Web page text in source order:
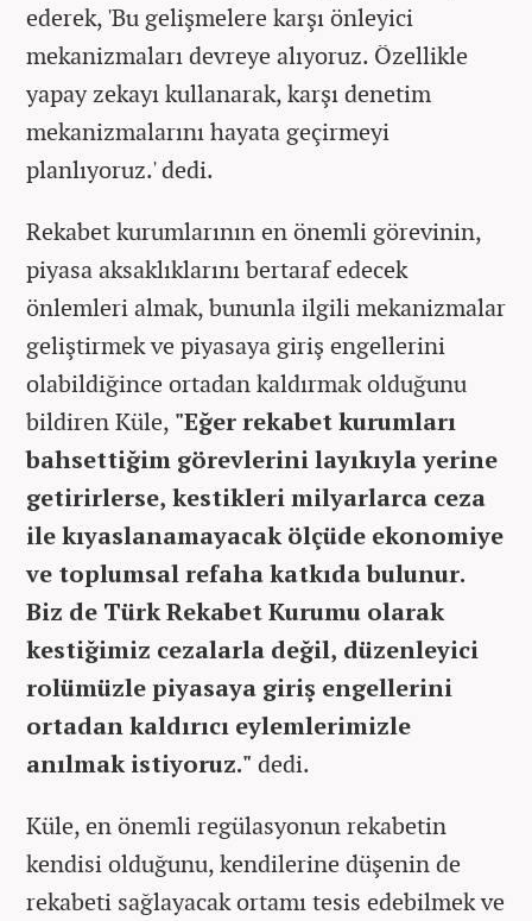
ederek, 'Bu gelişmelere karşı önleyici
mekanizmaları devreye alıyoruz. Özellikle
yapay zekayı kullanarak, karşı denetim
mekanizmalarını hayata geçirmeyi
planlıyoruz.' dedi.
Rekabet kurumlarının en önemli görevinin,
piyasa aksaklıklarını bertaraf edecek
önlemleri almak, bununla ilgili mekanizmalar
geliştirmek ve piyasaya giriş engellerini
olabildiğince ortadan kaldırmak olduğunu
bildiren Küle, "Eğer rekabet kurumları
bahsettiğim görevlerini layıkıyla yerine
getirirlerse, kestikleri milyarlarca ceza
ile kıyaslanamayacak ölçüde ekonomiye
ve toplumsal refaha katkıda bulunur.
Biz de Türk Rekabet Kurumu olarak
kestiğimiz cezalarla değil, düzenleyici
rolümüzle piyasaya giriş engellerini
ortadan kaldırıcı eylemlerimizle
anılmak istiyoruz." dedi.
Küle, en önemli regülasyonun rekabetin
kendisi olduğunu, kendilerine düşenin de
rekabeti sağlayacak ortamı tesis edebilmek ve